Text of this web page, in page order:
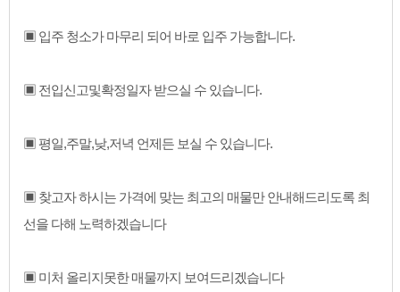
▣ 입주 청소가 마무리 되어 바로 입주 가능합니다.
▣ 전입신고및확정일자 받으실 수 있습니다.
▣ 평일,주말,낮,저녁 언제든 보실 수 있습니다.
▣ 찾고자 하시는 가격에 맞는 최고의 매물만 안내해드리도록 최
선을 다해 노력하겠습니다
▣ 미처 올리지못한 매물까지 보여드리겠습니다